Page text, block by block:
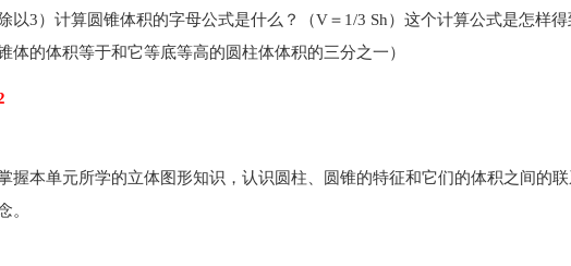
以3）计算圆锥体积的字母公式是什么？（V＝1/3 Sh）这个计算公式是怎样得
体的体积等于和它等底等高的圆柱体体积的三分之一）
握本单元所学的立体图形知识，认识圆柱、圆锥的特征和它们的体积之间的联
。